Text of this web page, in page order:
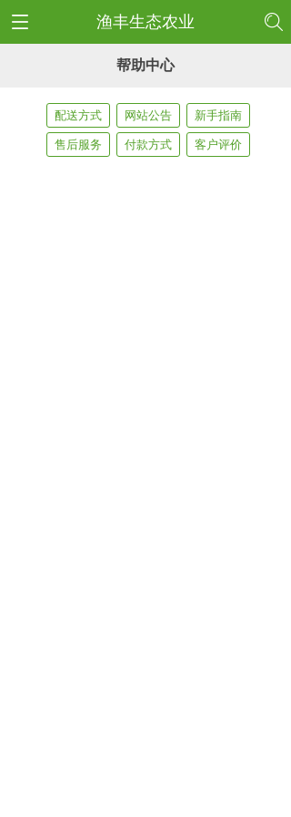
帮助中心
配送方式 网站公告 新手指南
售后服务 付款方式 客户评价
渔丰生态农业